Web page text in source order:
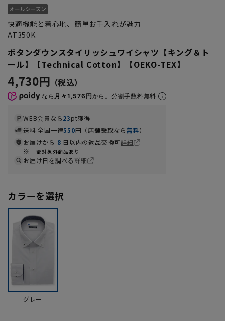
快適機能と着心地、簡単お手入れが魅力
AT350K
ボタンダウンスタイリッシュワイシャツ【キング＆ト
ール】【Technical Cotton】【OEKO-TEX】
4,730円
なら 月々1,576円から。分割手数料無料
WEB会員なら23pt獲得
送料 全国一律550円（店舗受取なら無料）
お届けから 8 日以内の返品交換可詳細
一部対象外商品あり
お届け日を調べる詳細
カラーを選択
グレー